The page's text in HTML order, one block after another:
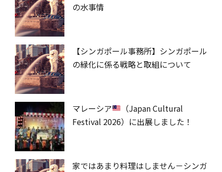
の水事情
【シンガポール事務所】シンガポール
の緑化に係る戦略と取組について
マレーシア
（Japan Cultural
Festival 2026）に出展しました！
家ではあまり料理はしません－シンガ